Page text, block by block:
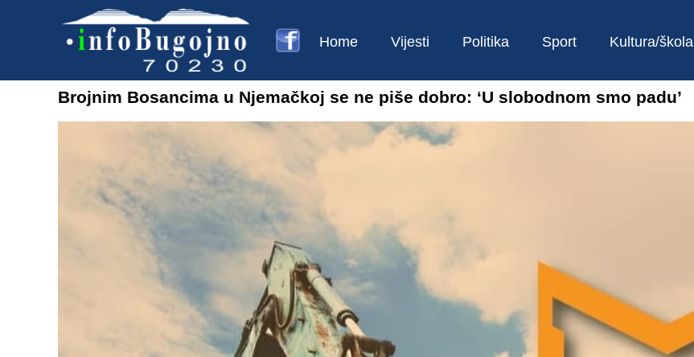
Home Vijesti Politika Sport Kultura/škola
Brojnim Bosancima u Njemačkoj se ne piše dobro: ‘U slobodnom smo padu’